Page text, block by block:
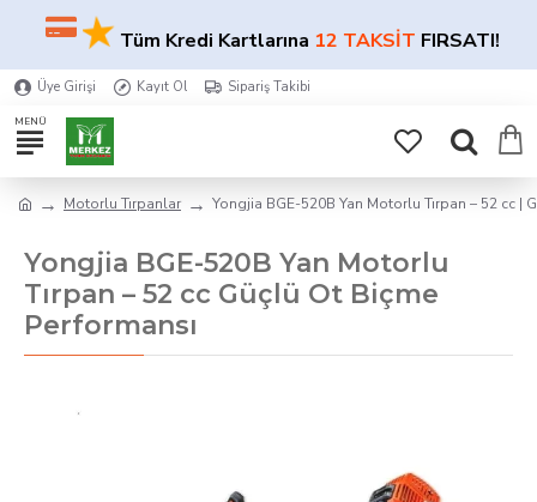
★Tüm Kredi Kartlarına12 TAKSİTFIRSATI!★
Üye Girişi Kayıt Ol Sipariş Takibi
Motorlu Tırpanlar Yongjia BGE-520B Yan Motorlu Tırpan – 52 cc |
Yongjia BGE-520B Yan Motorlu
Tırpan – 52 cc Güçlü Ot Biçme
Performansı